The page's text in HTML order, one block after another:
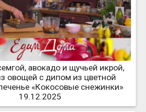
авокадо и щучьей икрой,
овощей с дипом из цветной
«Кокосовые снежинки»
19.12.2025